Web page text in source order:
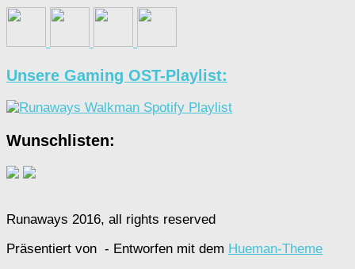
Unsere Gaming OST-Playlist:
Wunschlisten:
Runaways 2016, all rights reserved
Präsentiert von - Entworfen mit dem Hueman-Theme